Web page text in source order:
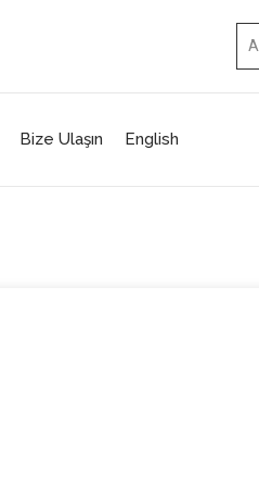
Bize Ulaşın English